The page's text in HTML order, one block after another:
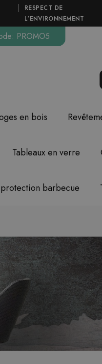
RESPECT DE
L'ENVIRONNEMENT
PROMO5
en bois
Tableaux en verre
protection barbecue